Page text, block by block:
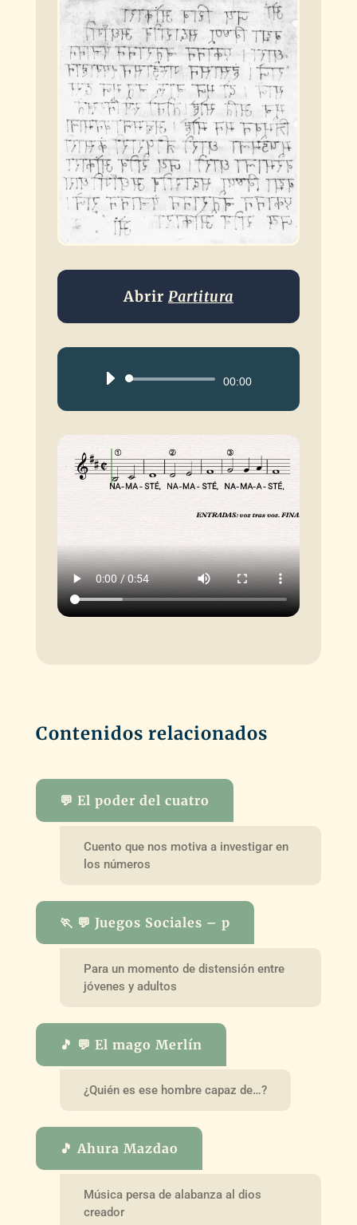
Abrir Partitura
Reproductor00:00
Contenidos relacionados
💬 El poder del cuatro
Cuento que nos motiva a investigar en
los números
🏃 💬 Juegos Sociales – p
Para un momento de distensión entre
jóvenes y adultos
🎵 💬 El mago Merlín
¿Quién es ese hombre capaz de…?
🎵 Ahura Mazdao
Música persa de alabanza al dios
creador